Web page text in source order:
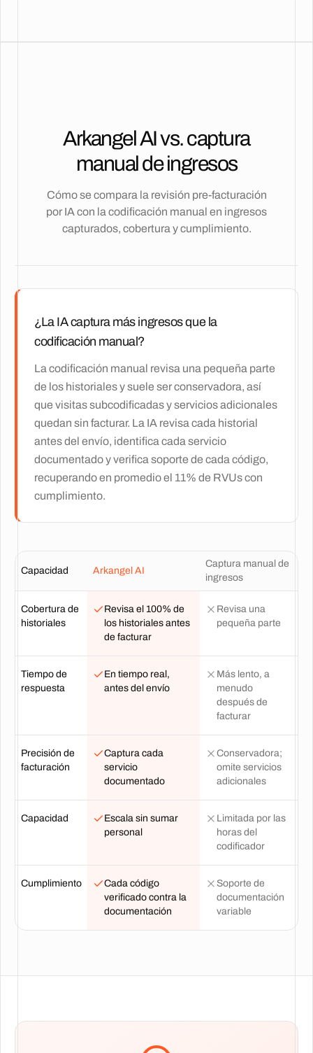
Arkangel AI vs. captura
manual de ingresos
Cómo se compara la revisión pre-facturación
por IA con la codificación manual en ingresos
capturados, cobertura y cumplimiento.
¿La IA captura más ingresos que la
codificación manual?
La codificación manual revisa una pequeña parte
de los historiales y suele ser conservadora, así
que visitas subcodificadas y servicios adicionales
quedan sin facturar. La IA revisa cada historial
antes del envío, identifica cada servicio
documentado y verifica soporte de cada código,
recuperando en promedio el 11% de RVUs con
cumplimiento.
Capacidad Arkangel AI
Captura manual de
ingresos
Cobertura de
historiales
Revisa el 100% de
los historiales antes
de facturar
Revisa una
pequeña parte
Tiempo de
respuesta
En tiempo real,
antes del envío
Más lento, a
menudo
después de
facturar
Precisión de
facturación
Captura cada
servicio
documentado
Conservadora;
omite servicios
adicionales
Capacidad
Escala sin sumar
personal
Limitada por las
horas del
codificador
Cumplimiento
Cada código
verificado contra la
documentación
Soporte de
documentación
variable